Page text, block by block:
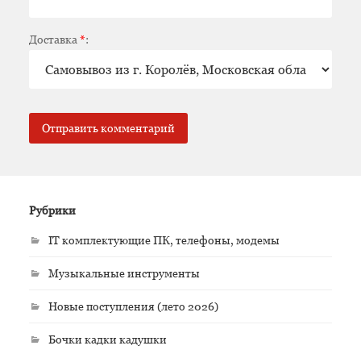
Доставка *:
Рубрики
IT комплектующие ПК, телефоны, модемы
Музыкальные инструменты
Новые поступления (лето 2026)
Бочки кадки кадушки